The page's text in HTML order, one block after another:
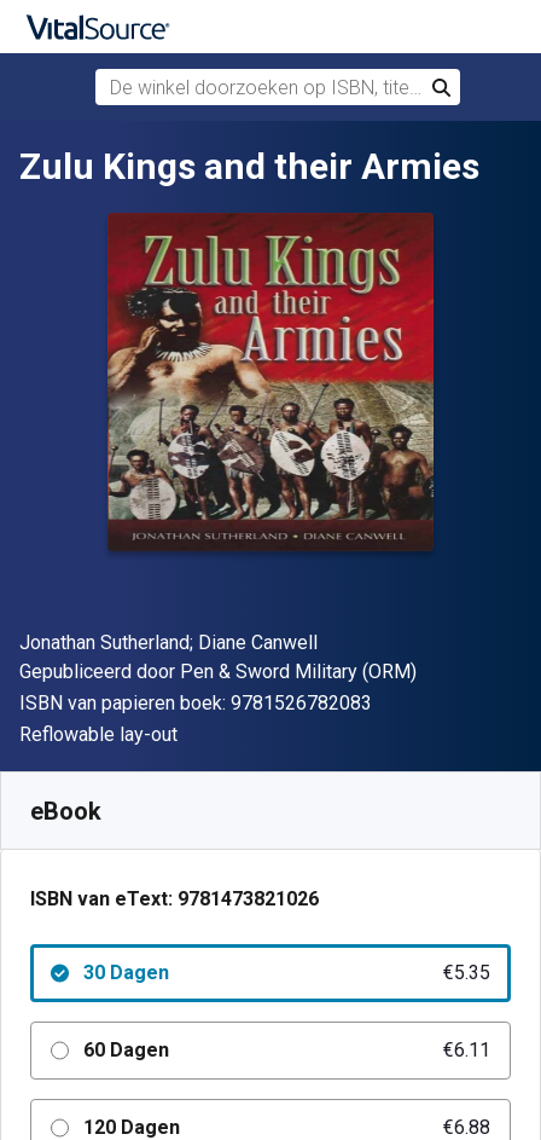
Verdergaan naar belangrijkste inhoud
De winkel doorzoeken op ISBN, titel of auteur
Zoek
Zulu Kings and their Armies
Auteur(s)
Jonathan Sutherland; Diane Canwell
Uitgever
Gepubliceerd door Pen & Sword Military (ORM)
ISBN van papieren boek: 9781526782083
Indeling
Reflowable lay-out
eBook
ISBN van eText: 9781473821026
30 Dagen €5.35
60 Dagen €6.11
120 Dagen €6.88